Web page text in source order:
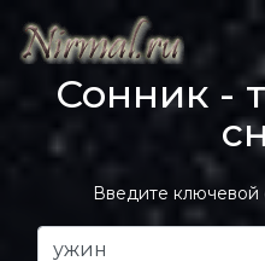
Сонник -
Введите ключевой